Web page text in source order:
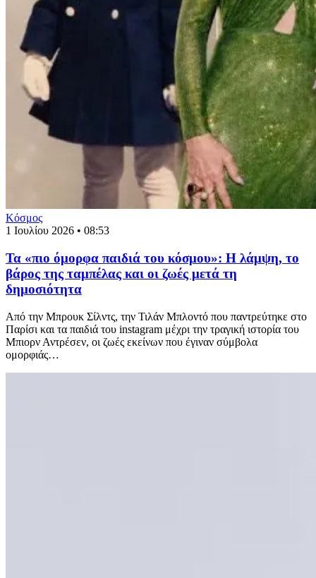
Κόσμος
1 Ιουλίου 2026 • 08:53
Τα «πιο όμορφα παιδιά του κόσμου»: Η λάμψη, το
βάρος της ταμπέλας και οι ζωές μετά τη
δημοσιότητα
Από την Μπρουκ Σίλντς, την Τιλάν Μπλοντό που παντρεύτηκε στο
Παρίσι και τα παιδιά του instagram μέχρι την τραγική ιστορία του
Μπιορν Αντρέσεν, οι ζωές εκείνων που έγιναν σύμβολα
ομορφιάς…